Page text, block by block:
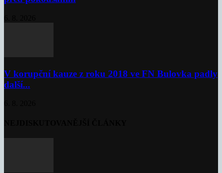
V korupční kauze z roku 2018 ve FN Bulovka padly
další...